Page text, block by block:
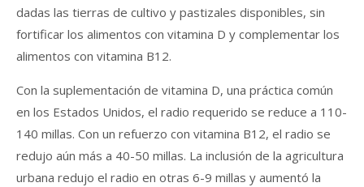
dadas las tierras de cultivo y pastizales disponibles, sin
fortificar los alimentos con vitamina D y complementar los
alimentos con vitamina B12.
Con la suplementación de vitamina D, una práctica común
en los Estados Unidos, el radio requerido se reduce a 110-
140 millas. Con un refuerzo con vitamina B12, el radio se
redujo aún más a 40-50 millas. La inclusión de la agricultura
urbana redujo el radio en otras 6-9 millas y aumentó la